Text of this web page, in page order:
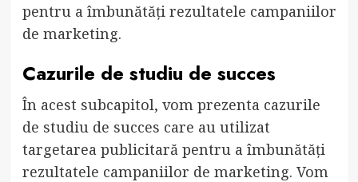
pentru a îmbunătăți rezultatele campaniilor
de marketing.
Cazurile de studiu de succes
În acest subcapitol, vom prezenta cazurile
de studiu de succes care au utilizat
targetarea publicitară pentru a îmbunătăți
rezultatele campaniilor de marketing. Vom